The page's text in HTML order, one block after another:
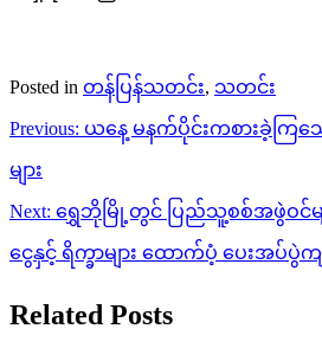
Posted in တန်ပြန်သတင်း, သတင်း
Post
Previous: ယနေ့ မနက်ပိုင်းကစားခဲ့ကြ
များ
Next: ရွှေဘိုမြို့တွင် ပြည်သူ့စစ်အဖွဲဝင်မျ
ငွေနှင့် ရိက္ခာများ ထောက်ပံ့ ပေးအပ်ပွဲက
Related Posts